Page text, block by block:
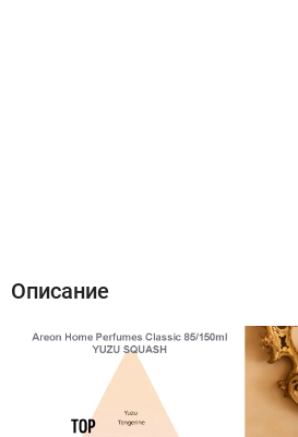
Описание